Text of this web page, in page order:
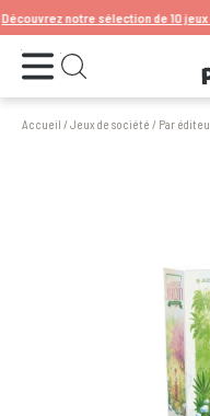
notre sélection de 10 jeux sur
Ouvrir le menu Ouvrir la recherche
Accueil /Jeux de société / Par